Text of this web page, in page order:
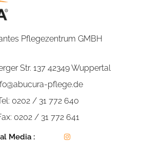
Pflegezentrum GMBH
Str. 137 42349 Wuppertal
pflege.de
0202 / 31 772 640
0202 / 31 772 641
Media :